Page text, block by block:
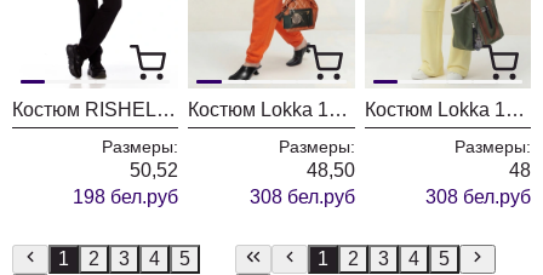
Костюм RISHELIE 999 зеленый + черный
Размеры:
50,52
198 бел.руб
Костюм Lokka 1870В
Размеры:
48,50
308 бел.руб
Костюм Lokka 1869
Размеры:
48
308 бел.руб
1 2 3 4 5 1 2 3 4 5